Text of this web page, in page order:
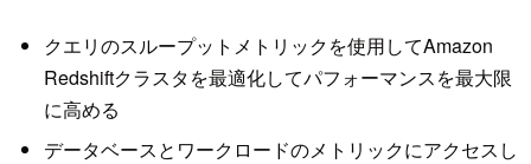
クエリのスループットメトリックを使用してAmazon
Redshiftクラスタを最適化してパフォーマンスを最大限
に高める
データベースとワークロードのメトリックにアクセスし